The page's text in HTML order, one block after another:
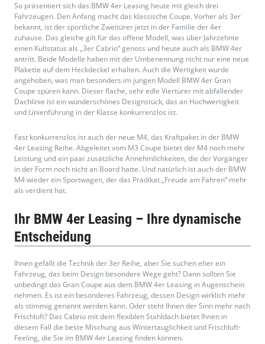
So präsentiert sich das BMW 4er Leasing heute mit gleich drei
Fahrzeugen. Den Anfang macht das klassische Coupe. Vorher als 3er
bekannt, ist der sportliche Zweitürer jetzt in der Familie der 4er
zuhause. Das gleiche gilt für das offene Modell, was über Jahrzehnte
einen Kultstatus als „3er Cabrio“ genoss und heute auch als BMW 4er
antritt. Beide Modelle haben mit der Umbenennung nicht nur eine neue
Plakette auf dem Heckdeckel erhalten. Auch die Wertigkeit wurde
angehoben, was man besonders im jungen Modell BMW 4er Gran
Coupe spüren kann. Dieser flache, sehr edle Viertürer mit abfallender
Dachlinie ist ein wunderschönes Designstück, das an Hochwertigkeit
und Linienführung in der Klasse konkurrenzlos ist.
Fast konkurrenzlos ist auch der neue M4, das Kraftpaket in der BMW
4er Leasing Reihe. Abgeleitet vom M3 Coupe bietet der M4 noch mehr
Leistung und ein paar zusätzliche Annehmlichkeiten, die der Vorgänger
in der Form noch nicht an Board hatte. Und natürlich ist auch der BMW
M4 wieder ein Sportwagen, der das Prädikat „Freude am Fahren“ mehr
als verdient hat.
Ihr BMW 4er Leasing – Ihre dynamische
Entscheidung
Ihnen gefällt die Technik der 3er Reihe, aber Sie suchen eher ein
Fahrzeug, das beim Design besondere Wege geht? Dann sollten Sie
unbedingt das Gran Coupe aus dem BMW 4er Leasing in Augenschein
nehmen. Es ist ein besonderes Fahrzeug, dessen Design wirklich mehr
als stimmig genannt werden kann. Oder steht Ihnen der Sinn mehr nach
Frischluft? Das Cabrio mit dem flexiblen Stahldach bietet Ihnen in
diesem Fall die beste Mischung aus Wintertauglichkeit und Frischluft-
Feeling, die Sie im BMW 4er Leasing finden können.